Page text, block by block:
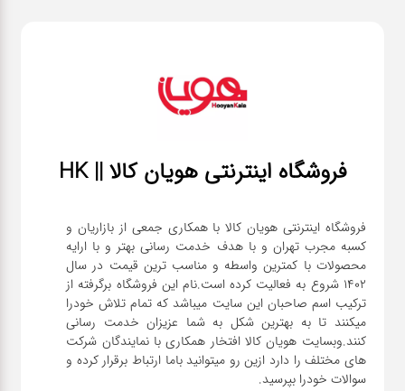
فروشگاه اینترنتی هویان کالا || HK
فروشگاه اینترنتی هویان کالا با همکاری جمعی از بازاریان و
کسبه مجرب تهران و با هدف خدمت رسانی بهتر و با ارایه
محصولات با کمترین واسطه و مناسب ترین قیمت در سال
1402 شروع به فعالیت کرده است.نام این فروشگاه برگرفته از
ترکیب اسم صاحبان این سایت میباشد که تمام تلاش خودرا
میکنند تا به بهترین شکل به شما عزیزان خدمت رسانی
کنند.وبسایت هویان کالا افتخار همکاری با نمایندگان شرکت
های مختلف را دارد ازین رو میتوانید باما ارتباط برقرار کرده و
سوالات خودرا بپرسید.